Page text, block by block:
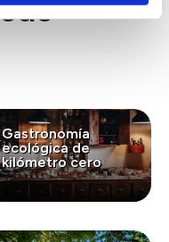
Gastronomía
ecológica de
kilómetro cero